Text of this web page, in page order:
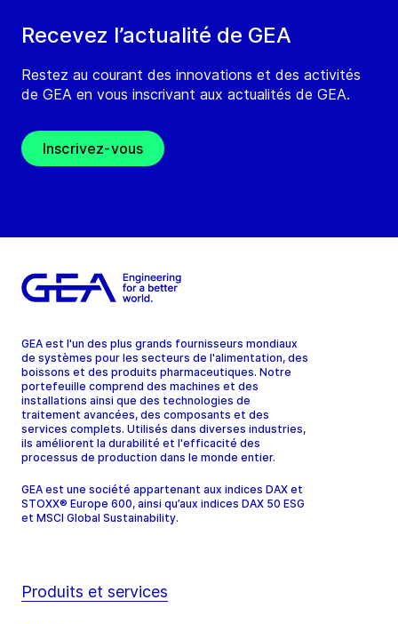
Recevez l’actualité de GEA
Restez au courant des innovations et des activités
de GEA en vous inscrivant aux actualités de GEA.
Inscrivez-vous
GEA est l'un des plus grands fournisseurs mondiaux
de systèmes pour les secteurs de l'alimentation, des
boissons et des produits pharmaceutiques. Notre
portefeuille comprend des machines et des
installations ainsi que des technologies de
traitement avancées, des composants et des
services complets. Utilisés dans diverses industries,
ils améliorent la durabilité et l'efficacité des
processus de production dans le monde entier.
GEA est une société appartenant aux indices DAX et
STOXX® Europe 600, ainsi qu’aux indices DAX 50 ESG
et MSCI Global Sustainability.
Produits et services